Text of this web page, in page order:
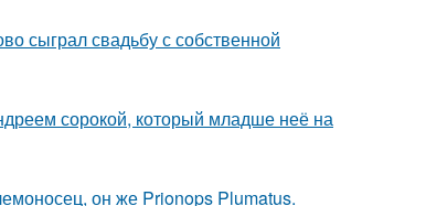
сыграл свадьбу с собственной
сорокой, который младше неё на
он же Prionops Plumatus.